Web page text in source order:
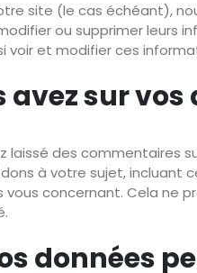
site (le cas échéant),
ou supprimer leurs
voir et modifier ces
avez sur vos
laissé des commentaires
à votre sujet, incluant
vous concernant. Cela ne
données